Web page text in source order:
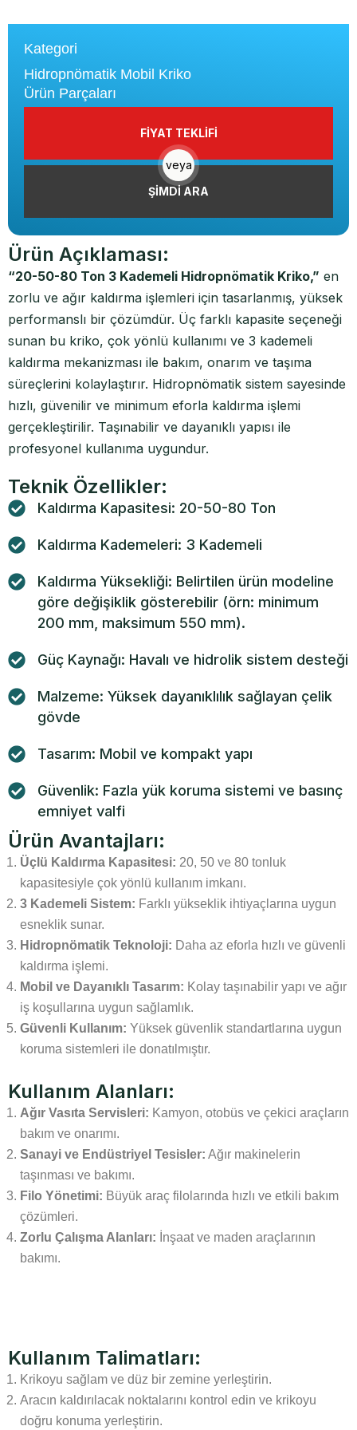
Kategori
Hidropnömatik Mobil Kriko
Ürün Parçaları
FİYAT TEKLİFİ
veya
ŞİMDİ ARA
Ürün Açıklaması:
“20-50-80 Ton 3 Kademeli Hidropnömatik Kriko,” en
zorlu ve ağır kaldırma işlemleri için tasarlanmış, yüksek
performanslı bir çözümdür. Üç farklı kapasite seçeneği
sunan bu kriko, çok yönlü kullanımı ve 3 kademeli
kaldırma mekanizması ile bakım, onarım ve taşıma
süreçlerini kolaylaştırır. Hidropnömatik sistem sayesinde
hızlı, güvenilir ve minimum eforla kaldırma işlemi
gerçekleştirilir. Taşınabilir ve dayanıklı yapısı ile
profesyonel kullanıma uygundur.
Teknik Özellikler:
Kaldırma Kapasitesi: 20-50-80 Ton
Kaldırma Kademeleri: 3 Kademeli
Kaldırma Yüksekliği: Belirtilen ürün modeline
göre değişiklik gösterebilir (örn: minimum
200 mm, maksimum 550 mm).
Güç Kaynağı: Havalı ve hidrolik sistem desteği
Malzeme: Yüksek dayanıklılık sağlayan çelik
gövde
Tasarım: Mobil ve kompakt yapı
Güvenlik: Fazla yük koruma sistemi ve basınç
emniyet valfi
Ürün Avantajları:
Üçlü Kaldırma Kapasitesi: 20, 50 ve 80 tonluk
kapasitesiyle çok yönlü kullanım imkanı.
3 Kademeli Sistem: Farklı yükseklik ihtiyaçlarına uygun
esneklik sunar.
Hidropnömatik Teknoloji: Daha az eforla hızlı ve güvenli
kaldırma işlemi.
Mobil ve Dayanıklı Tasarım: Kolay taşınabilir yapı ve ağır
iş koşullarına uygun sağlamlık.
Güvenli Kullanım: Yüksek güvenlik standartlarına uygun
koruma sistemleri ile donatılmıştır.
Kullanım Alanları:
Ağır Vasıta Servisleri: Kamyon, otobüs ve çekici araçların
bakım ve onarımı.
Sanayi ve Endüstriyel Tesisler: Ağır makinelerin
taşınması ve bakımı.
Filo Yönetimi: Büyük araç filolarında hızlı ve etkili bakım
çözümleri.
Zorlu Çalışma Alanları: İnşaat ve maden araçlarının
bakımı.
Kullanım Talimatları:
Krikoyu sağlam ve düz bir zemine yerleştirin.
Aracın kaldırılacak noktalarını kontrol edin ve krikoyu
doğru konuma yerleştirin.